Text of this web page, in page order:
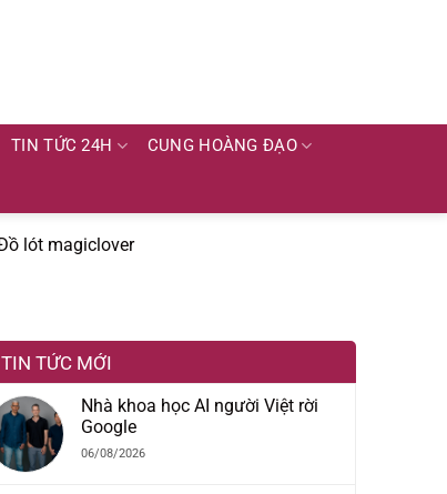
TIN TỨC 24H CUNG HOÀNG ĐẠO
TIN TỨC MỚI
Nhà khoa học AI người Việt rời
Google
06/08/2026